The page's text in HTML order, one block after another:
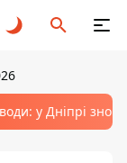
у Дніпрі